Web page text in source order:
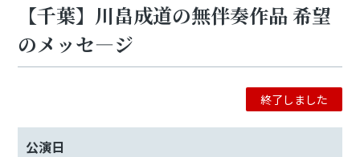
【千葉】川畠成道の無伴奏作品 希望
のメッセ―ジ
終了しました
公演日